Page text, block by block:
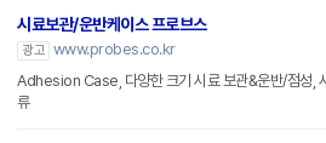
시료보관/운반케이스 프로브스
광고 www.probes.co.kr
Adhesion Case, 다양한 크기 시료 보관&운반/점성,
류